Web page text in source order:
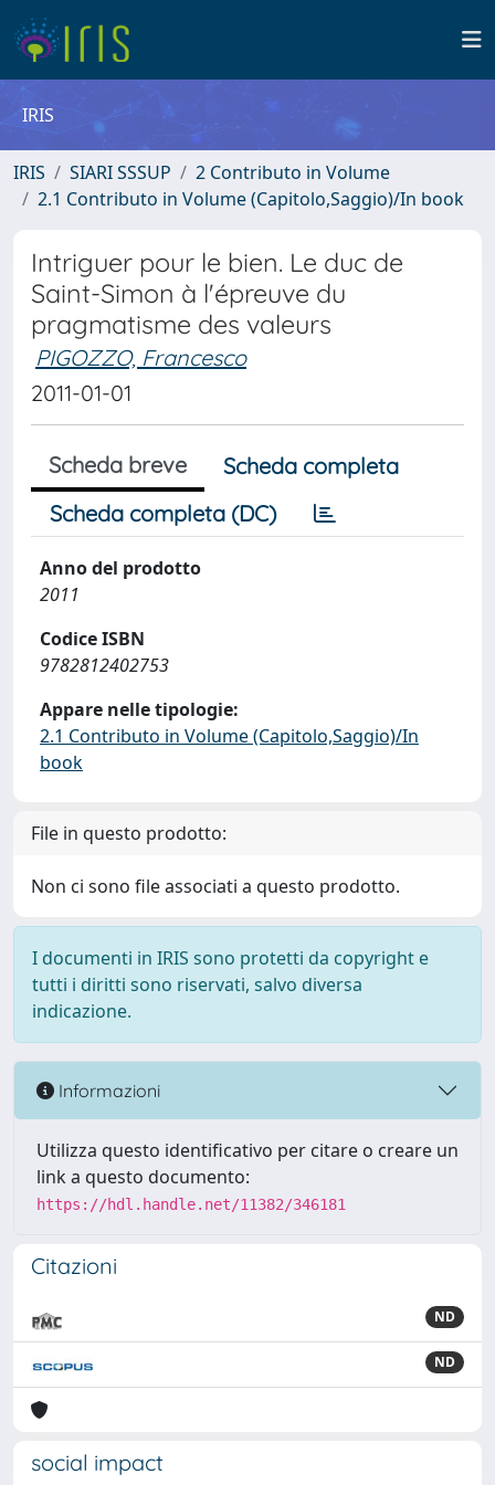
IRIS
IRIS SIARI SSSUP
2 Contributo in Volume
2.1 Contributo in Volume (Capitolo,Saggio)/In book
Intriguer pour le bien. Le duc de
Saint-Simon à l'épreuve du
pragmatisme des valeurs
PIGOZZO, Francesco
2011-01-01
Scheda breve
Scheda completa
Scheda completa (DC)
Anno del prodotto
2011
Codice ISBN
9782812402753
Appare nelle tipologie:
2.1 Contributo in Volume (Capitolo,Saggio)/In
book
File in questo prodotto:
Non ci sono file associati a questo prodotto.
I documenti in IRIS sono protetti da copyright e
tutti i diritti sono riservati, salvo diversa
indicazione.
Informazioni
Utilizza questo identificativo per citare o creare un
link a questo documento:
https://hdl.handle.net/11382/346181
Citazioni
ND
ND
social impact